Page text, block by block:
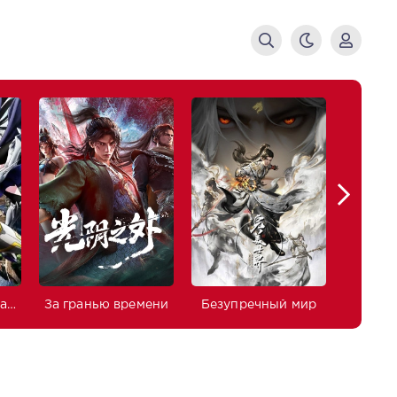
Изгнанный реинкарнированный тяжёлый рыцарь не имеет себе равных в знаниях игры За гранью времени Безупречный мир